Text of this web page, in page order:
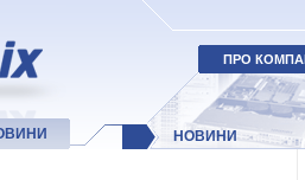
ПРО
НОВИНИ